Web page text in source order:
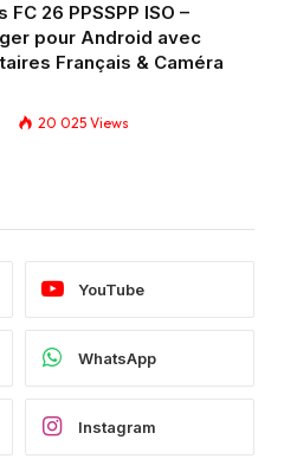
FC 26 PPSSPP ISO –
pour Android avec
Français & Caméra
20 025 Views
YouTube
WhatsApp
Instagram